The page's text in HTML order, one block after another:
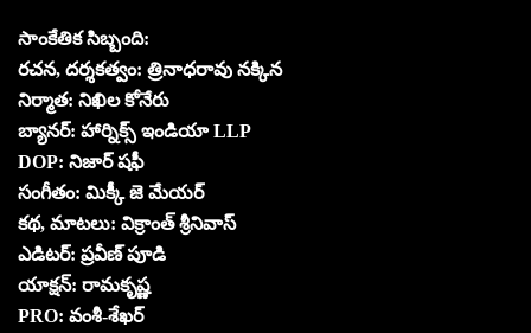
సాంకేతిక సిబ్బంది:
రచన, దర్శకత్వం: త్రినాధరావు నక్కిన
నిర్మాత: నిఖిల కోనేరు
బ్యానర్: హార్నిక్స్ ఇండియా LLP
DOP: నిజార్ షఫీ
సంగీతం: మిక్కీ జె మేయర్
కథ, మాటలు: విక్రాంత్ శ్రీనివాస్
ఎడిటర్: ప్రవీణ్ పూడి
యాక్షన్: రామకృష్ణ
PRO: వంశీ-శేఖర్